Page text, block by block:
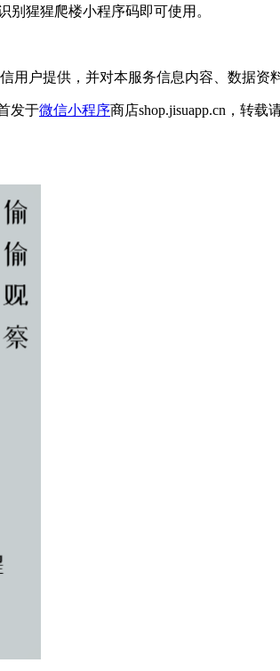
别猩猩爬楼小程序码即可使用。
用户提供，并对本服务信息内容、数据资
发于微信小程序商店shop.jisuapp.cn，转载